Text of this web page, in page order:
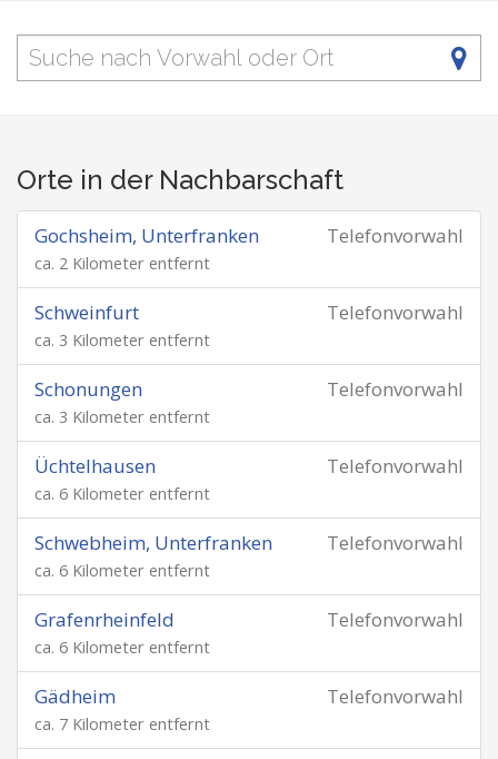
Orte in der Nachbarschaft
Telefonvorwahl
Gochsheim, Unterfranken
ca. 2 Kilometer entfernt
Telefonvorwahl
Schweinfurt
ca. 3 Kilometer entfernt
Telefonvorwahl
Schonungen
ca. 3 Kilometer entfernt
Telefonvorwahl
Üchtelhausen
ca. 6 Kilometer entfernt
Telefonvorwahl
Schwebheim, Unterfranken
ca. 6 Kilometer entfernt
Telefonvorwahl
Grafenrheinfeld
ca. 6 Kilometer entfernt
Telefonvorwahl
Gädheim
ca. 7 Kilometer entfernt